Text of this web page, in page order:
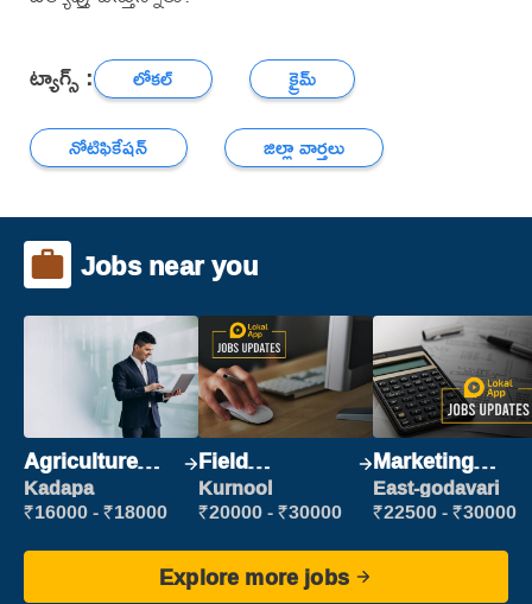
ట్యాగ్స్ : లోకల్
క్రైమ్
నోటిఫికేషన్
జిల్లా వార్తలు
Jobs near you
Agriculture
Labour
Kadapa
₹16000 - ₹18000
Field
Marketing
Executive
Kurnool
₹20000 - ₹30000
Marketing
Executive
East-godavari
₹22500 - ₹30000
Explore more jobs